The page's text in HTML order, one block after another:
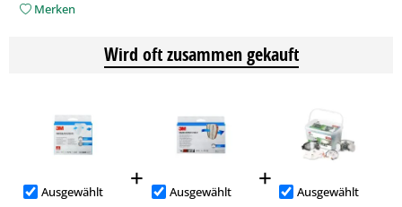
Merken
Wird oft zusammen gekauft
Ausgewählt
Ausgewählt
Ausgewählt